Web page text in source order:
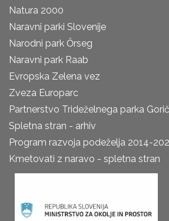
Natura 2000
Naravni parki Slovenije
Narodni park Őrseg
Naravni park Raab
Evropska Zelena vez
Zveza Europarc
Partnerstvo Trideželnega parka
Spletna stran - arhiv
Program razvoja podeželja 2014-
Kmetovati z naravo - spletna stran